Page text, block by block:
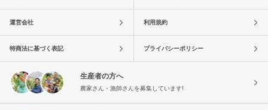
運営会社 利用規約
特商法に基づく表記 プライバシーポリシー
生産者の方へ
農家さん・漁師さんを募集しています!